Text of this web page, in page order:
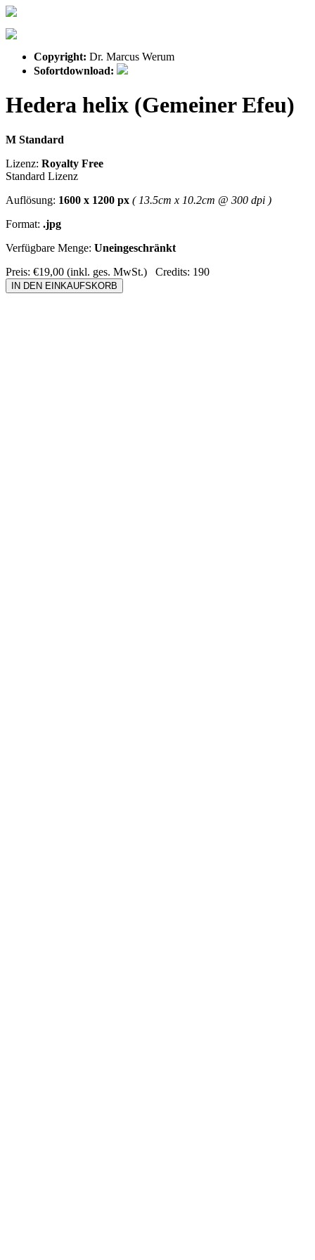
Copyright: Dr. Marcus Werum
Sofortdownload:
Hedera helix (Gemeiner Efeu)
M Standard
Lizenz: Royalty Free
Standard Lizenz
Auflösung: 1600 x 1200 px ( 13.5cm x 10.2cm @ 300 dpi )
Format: .jpg
Verfügbare Menge: Uneingeschränkt
Preis: €19,00 (inkl. ges. MwSt.) Credits: 190